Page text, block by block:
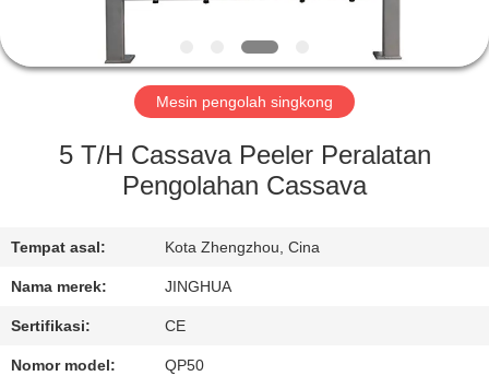
PERTUNJUKAN
VR
TENTANG
TUR
PABRIK
KONTROL
Mesin pengolah singkong
5 T/H Cassava Peeler Peralatan
Pengolahan Cassava
Tempat asal: Kota Zhengzhou, Cina
Nama merek: JINGHUA
Sertifikasi: CE
Nomor model: QP50